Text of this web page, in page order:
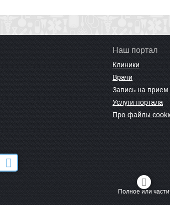
Наш портал
Клиники
Врачи
Запись на прием
Услуги портала
Про файлы
Полное или